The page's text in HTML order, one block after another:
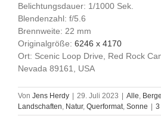
Belichtungsdauer: 1/1000 Sek.
Blendenzahl: f/5.6
Brennweite: 22 mm
Originalgröße: 6246 x 4170
Ort: Scenic Loop Drive, Red Rock
Nevada 89161, USA
Von Jens Herdy 29. Juli 2023 Alle, Berge
Landschaften, Natur, Querformat, Sonne 3